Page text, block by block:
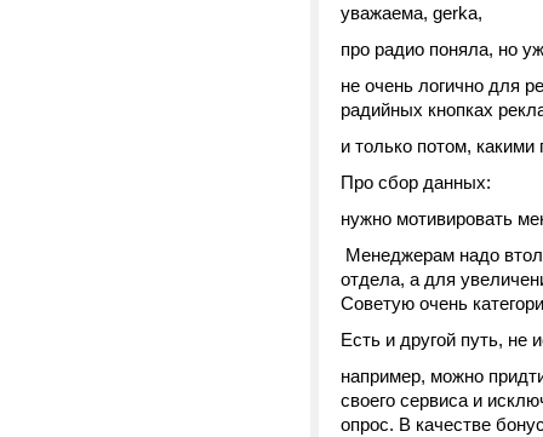
уважаема, gerka,
про радио поняла, но
не очень логично для
радийных кнопках
и только потом,
Про сбор данных:
нужно мотивировать
Менеджерам надо
отдела, а для
Советую очень
Есть и другой путь,
например, можно
своего сервиса и
опрос. В качестве